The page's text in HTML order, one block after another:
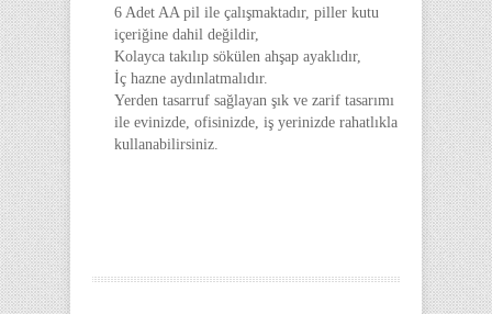
6 Adet AA pil ile çalışmaktadır, piller kutu
içeriğine dahil değildir,
Kolayca takılıp sökülen ahşap ayaklıdır,
İç hazne aydınlatmalıdır.
Yerden tasarruf sağlayan şık ve zarif tasarımı
ile evinizde, ofisinizde, iş yerinizde rahatlıkla
kullanabilirsiniz.